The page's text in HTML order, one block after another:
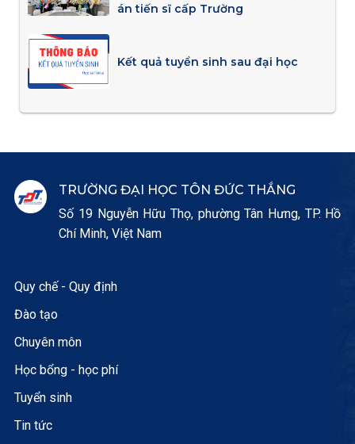
án tiến sĩ cấp Trường
Kết quả tuyển sinh sau đại học
TRƯỜNG ĐẠI HỌC TÔN ĐỨC THẮNG
Số 19 Nguyễn Hữu Thọ, phường Tân Hưng, TP. Hồ
Chí Minh, Việt Nam
Quy chế - Quy định
Đào tạo
Chuyên môn
Học bổng - học phí
Tuyển sinh
Tin tức